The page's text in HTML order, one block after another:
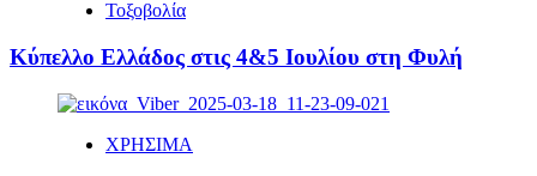
Τοξοβολία
Κύπελλο Ελλάδος στις 4&5 Ιουλίου στη Φυλή
ΧΡΗΣΙΜΑ